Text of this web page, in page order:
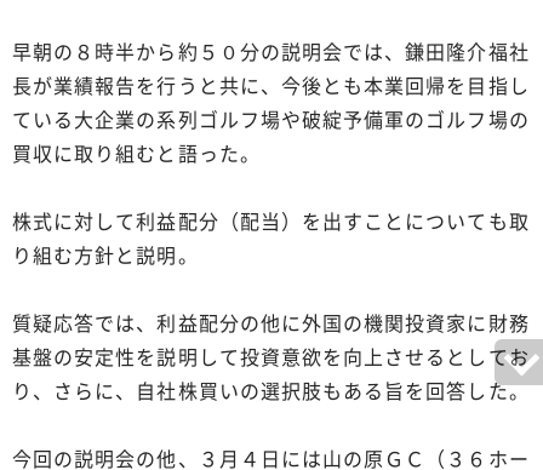
早朝の８時半から約５０分の説明会では、鎌田隆介福社
長が業績報告を行うと共に、今後とも本業回帰を目指し
ている大企業の系列ゴルフ場や破綻予備軍のゴルフ場の
買収に取り組むと語った。
株式に対して利益配分（配当）を出すことについても取
り組む方針と説明。
質疑応答では、利益配分の他に外国の機関投資家に財務
基盤の安定性を説明して投資意欲を向上させるとしてお
り、さらに、自社株買いの選択肢もある旨を回答した。
今回の説明会の他、３月４日には山の原ＧＣ（３６ホー